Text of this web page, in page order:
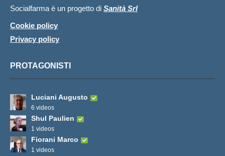
Socialfarma è un progetto di Sanità Srl
Cookie policy
Privacy policy
PROTAGONISTI
Luciani Augusto
6 videos
Shul Paulien
1 videos
Fiorani Marco
1 videos